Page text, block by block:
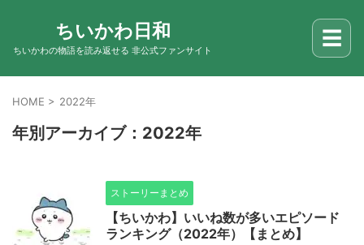
ちいかわ日和
ちいかわの物語を読み返せる 非公式ファンサイト ☰
HOME > 2022年
年別アーカイブ：2022年
ストーリーまとめ
【ちいかわ】いいね数が多いエピソード
ランキング（2022年）【まとめ】